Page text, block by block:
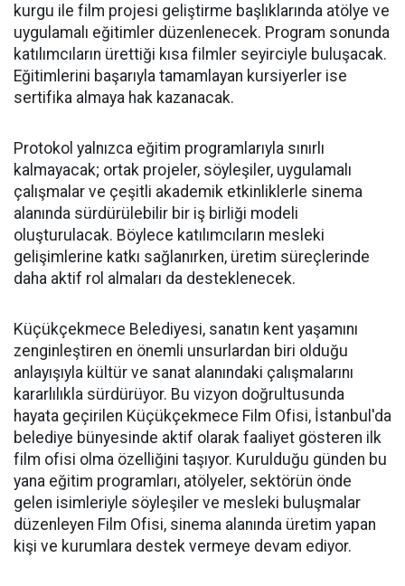
kurgu ile film projesi geliştirme başlıklarında atölye ve
uygulamalı eğitimler düzenlenecek. Program sonunda
katılımcıların ürettiği kısa filmler seyirciyle buluşacak.
Eğitimlerini başarıyla tamamlayan kursiyerler ise
sertifika almaya hak kazanacak.
Protokol yalnızca eğitim programlarıyla sınırlı
kalmayacak; ortak projeler, söyleşiler, uygulamalı
çalışmalar ve çeşitli akademik etkinliklerle sinema
alanında sürdürülebilir bir iş birliği modeli
oluşturulacak. Böylece katılımcıların mesleki
gelişimlerine katkı sağlanırken, üretim süreçlerinde
daha aktif rol almaları da desteklenecek.
Küçükçekmece Belediyesi, sanatın kent yaşamını
zenginleştiren en önemli unsurlardan biri olduğu
anlayışıyla kültür ve sanat alanındaki çalışmalarını
kararlılıkla sürdürüyor. Bu vizyon doğrultusunda
hayata geçirilen Küçükçekmece Film Ofisi, İstanbul'da
belediye bünyesinde aktif olarak faaliyet gösteren ilk
film ofisi olma özelliğini taşıyor. Kurulduğu günden bu
yana eğitim programları, atölyeler, sektörün önde
gelen isimleriyle söyleşiler ve mesleki buluşmalar
düzenleyen Film Ofisi, sinema alanında üretim yapan
kişi ve kurumlara destek vermeye devam ediyor.